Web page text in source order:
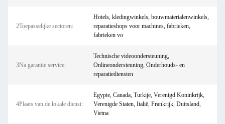
2Toepasselijke sectoren:
Hotels, kledingwinkels, bouwmaterialenwinkels,
reparatieshops voor machines, fabrieken,
fabrieken vo
3Na garantie service:
Technische videoondersteuning,
Onlineondersteuning, Onderhouds- en
reparatiediensten
4Plaats van de lokale dienst:
Egypte, Canada, Turkije, Verenigd Koninkrijk,
Verenigde Staten, Italië, Frankrijk, Duitsland,
Vietna